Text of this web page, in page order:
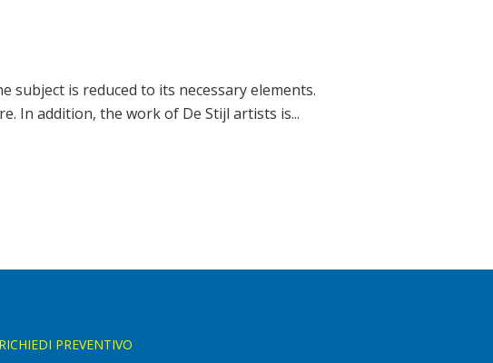
subject is reduced to its necessary elements.
In addition, the work of De Stijl artists is...
PREVENTIVO